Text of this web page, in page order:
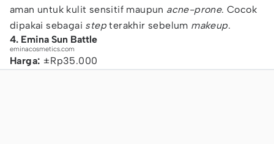
aman untuk kulit sensitif maupun acne-prone. Cocok
dipakai sebagai stepterakhir sebelum makeup.
4. Emina Sun Battle
eminacosmetics.com
Harga: ±Rp35.000